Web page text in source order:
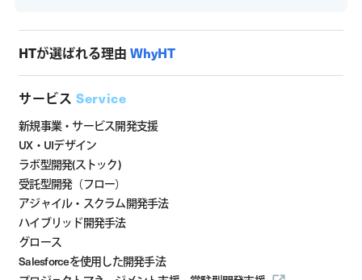
HTが選ばれる理由 WhyHT
サービス Service
新規事業・サービス開発支援
UX・UIデザイン
ラボ型開発(ストック)
受託型開発（フロー）
アジャイル・スクラム開発手法
ハイブリッド開発手法
グロース
Salesforceを使用した開発手法